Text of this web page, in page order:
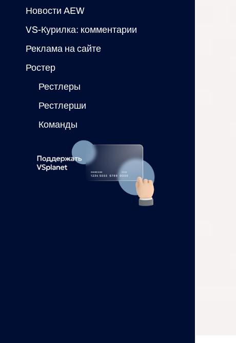
Новости AEW
VS-Курилка: комментарии
Реклама на сайте
Ростер
Рестлеры
Рестлерши
Команды